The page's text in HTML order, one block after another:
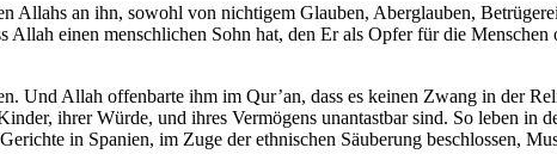
Allahs an ihn, sowohl von nichtigem Glauben, Aberglauben,
einen menschlichen Sohn hat, den Er als Opfer für die Menschen
Und Allah offenbarte ihm im Qur’an, dass es keinen Zwang in der
ihrer Würde, und ihres Vermögens unantastbar sind. So leben in
in Spanien, im Zuge der ethnischen Säuberung beschlossen,